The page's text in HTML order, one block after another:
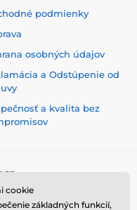
podmienky
osobných údajov
a Odstúpenie od
a kvalita bez
cookie
základných funkcií,